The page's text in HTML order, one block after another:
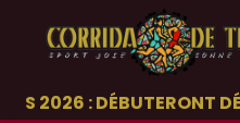
: DÉBUTERONT